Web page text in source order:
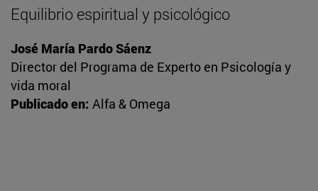
Equilibrio espiritual y psicológico
José María Pardo Sáenz
Director del Programa de Experto en Psicología y
vida moral
Publicado en: Alfa & Omega